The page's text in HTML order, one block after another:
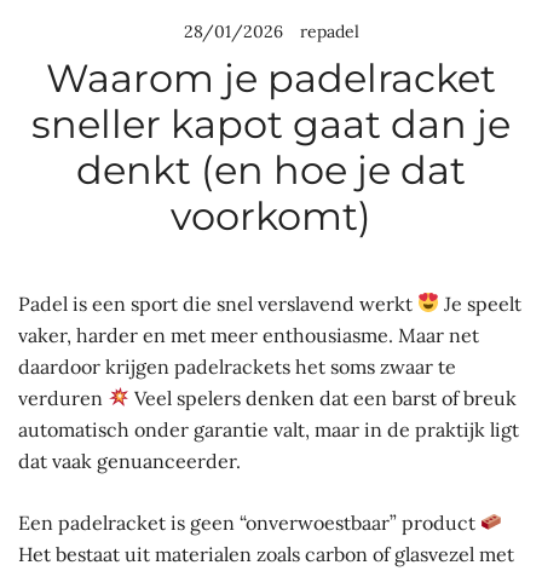
28/01/2026 repadel
Waarom je padelracket
sneller kapot gaat dan je
denkt (en hoe je dat
voorkomt)
Padel is een sport die snel verslavend werkt
Je speelt
vaker, harder en met meer enthousiasme. Maar net
daardoor krijgen padelrackets het soms zwaar te
verduren
Veel spelers denken dat een barst of breuk
automatisch onder garantie valt, maar in de praktijk ligt
dat vaak genuanceerder.
Een padelracket is geen “onverwoestbaar” product
Het bestaat uit materialen zoals carbon of glasvezel met